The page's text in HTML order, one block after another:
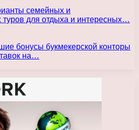
семейных и
туров для отдыха и интересных…
бонусы букмекерской конторы
на…